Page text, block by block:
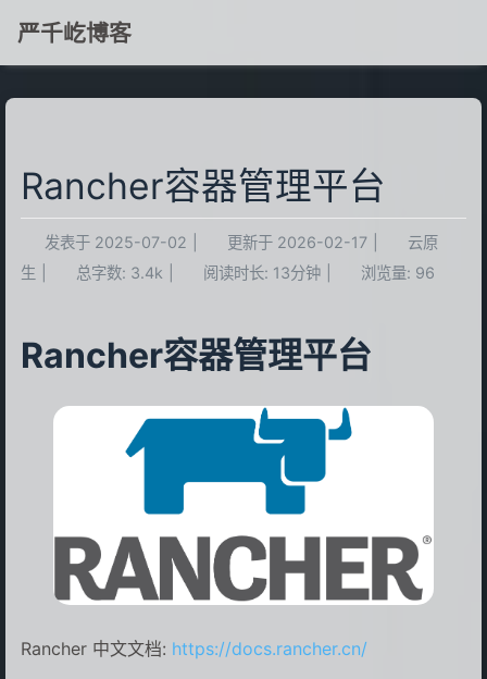
严千屹博客
Rancher容器管理平台
发表于 2025-07-02 更新于 2026-02-17
云原
生
总字数: 3.4k 阅读时长: 13分钟 浏览量: 96
Rancher容器管理平台
Rancher 中文文档: https://docs.rancher.cn/